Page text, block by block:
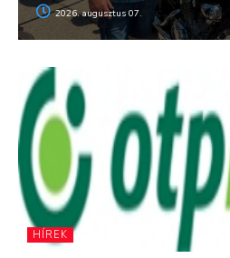
2026. augusztus 07.
HÍREK